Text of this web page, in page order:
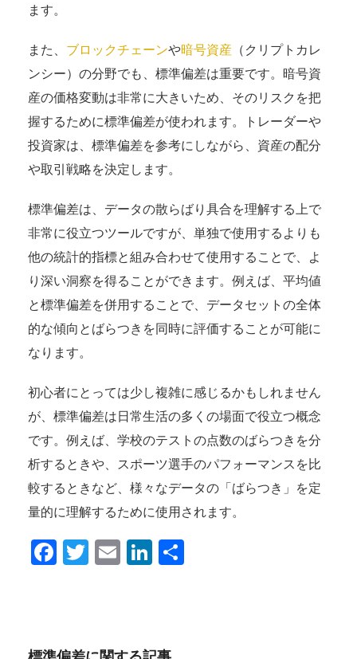
ます。
また、 ブロックチェーンや暗号資産 （クリプトカレ
ンシー）の分野でも、標準偏差は重要です。暗号資
産の価格変動は非常に大きいため、そのリスクを把
握するために標準偏差が使われます。トレーダーや
投資家は、標準偏差を参考にしながら、資産の配分
や取引戦略を決定します。
標準偏差は、データの散らばり具合を理解する上で
非常に役立つツールですが、単独で使用するよりも
他の統計的指標と組み合わせて使用することで、よ
り深い洞察を得ることができます。例えば、平均値
と標準偏差を併用することで、データセットの全体
的な傾向とばらつきを同時に評価することが可能に
なります。
初心者にとっては少し複雑に感じるかもしれません
が、標準偏差は日常生活の多くの場面で役立つ概念
です。例えば、学校のテストの点数のばらつきを分
析するときや、スポーツ選手のパフォーマンスを比
較するときなど、様々なデータの「ばらつき」を定
量的に理解するために使用されます。
Facebook
Twitter
EmailLinkedIn